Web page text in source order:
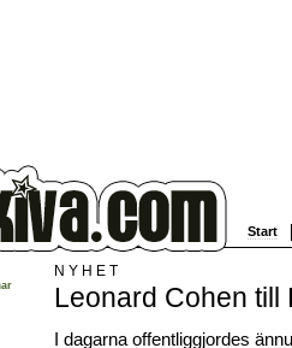
Start
NYHET
Leonard Cohen till
I dagarna offentliggjordes